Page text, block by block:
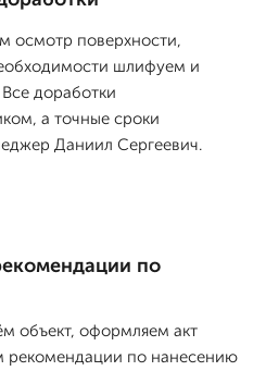
осмотр поверхности,
шлифуем и
доработки
а точные сроки
Даниил Сергеевич.
по
объект, оформляем акт
рекомендации по нанесению